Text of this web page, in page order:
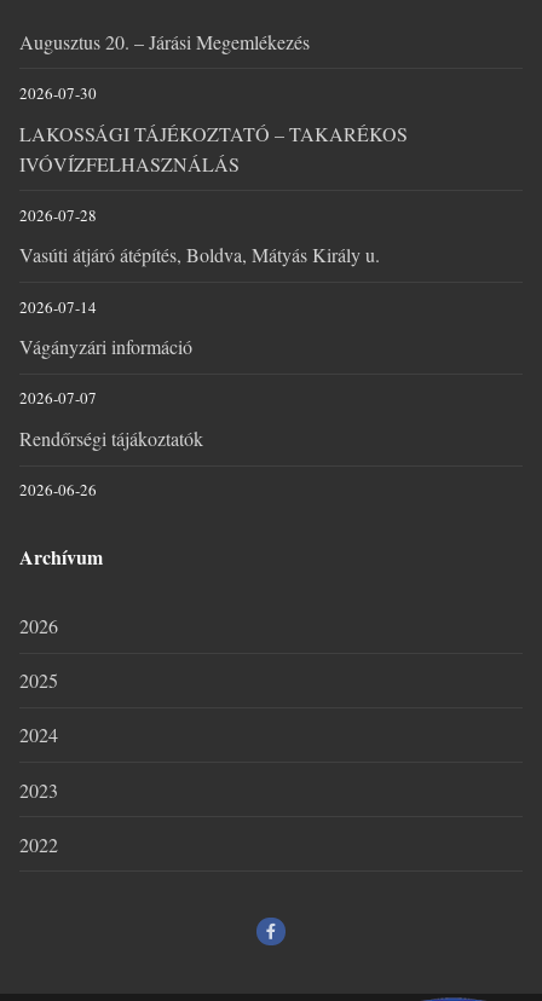
Augusztus 20. – Járási Megemlékezés
2026-07-30
LAKOSSÁGI TÁJÉKOZTATÓ – TAKARÉKOS
IVÓVÍZFELHASZNÁLÁS
2026-07-28
Vasúti átjáró átépítés, Boldva, Mátyás Király u.
2026-07-14
Vágányzári információ
2026-07-07
Rendőrségi tájákoztatók
2026-06-26
Archívum
2026
2025
2024
2023
2022